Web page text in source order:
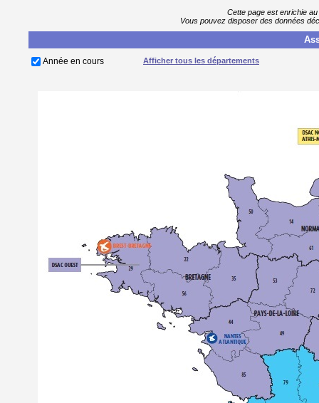
Cette page est enrichie
Vous pouvez disposer des données
Année en cours Afficher tous les départements